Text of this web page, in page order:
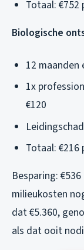
Totaal: €752
Biologische
12 maanden
1x
€120
Totaal: €216
Besparing:
milieukosten
dat €5.360,
als dat ooit